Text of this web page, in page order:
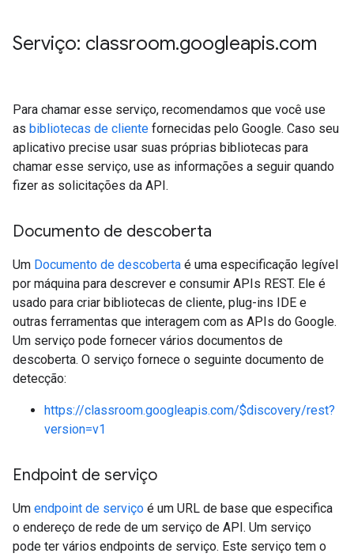
Serviço: classroom.googleapis.com
Para chamar esse serviço, recomendamos que você use
as bibliotecas de cliente fornecidas pelo Google. Caso seu
aplicativo precise usar suas próprias bibliotecas para
chamar esse serviço, use as informações a seguir quando
fizer as solicitações da API.
Documento de descoberta
Um Documento de descoberta é uma especificação legível
por máquina para descrever e consumir APIs REST. Ele é
usado para criar bibliotecas de cliente, plug-ins IDE e
outras ferramentas que interagem com as APIs do Google.
Um serviço pode fornecer vários documentos de
descoberta. O serviço fornece o seguinte documento de
detecção:
https://classroom.googleapis.com/$discovery/rest?
version=v1
Endpoint de serviço
Um endpoint de serviço é um URL de base que especifica
o endereço de rede de um serviço de API. Um serviço
pode ter vários endpoints de serviço. Este serviço tem o